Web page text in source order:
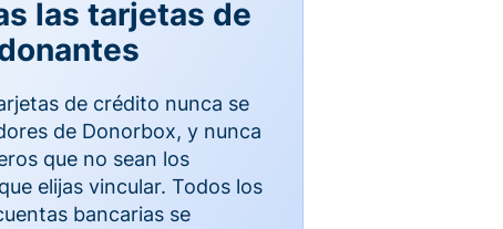
las tarjetas de
de crédito nunca se
de Donorbox, y nunca
que no sean los
elijas vincular. Todos los
bancarias se